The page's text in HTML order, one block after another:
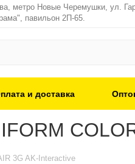
метро Новые Черемушки, ул.
павильон 2П-65.
и доставка
3G AK-Interactive